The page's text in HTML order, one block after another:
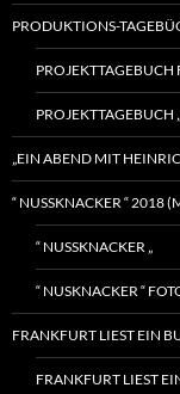
PRODUKTIONS-
PROJEKTTAGEBUCH
„EIN ABEND MIT
“ NUSSKNACKER “ 2018
“ NUSSKNACKER „
“ NUSKNACKER “
FRANKFURT LIEST EIN
FRANKFURT LIEST